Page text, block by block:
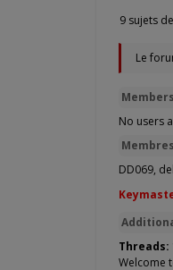
9 sujets
Le
No users
DD069,
Threads:
Welcome